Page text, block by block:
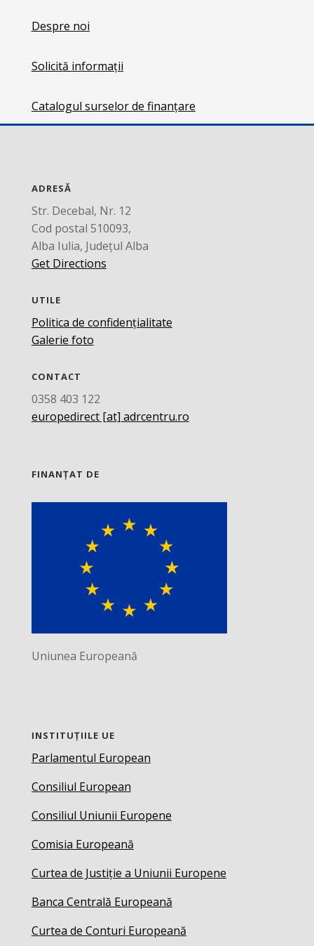
Despre noi
Solicită informații
Catalogul surselor de finanțare
ADRESĂ
Str. Decebal, Nr. 12
Cod postal 510093,
Alba Iulia, Județul Alba
Get Directions
UTILE
Politica de confidențialitate
Galerie foto
CONTACT
0358 403 122
europedirect [at] adrcentru.ro
FINANȚAT DE
Uniunea Europeană
INSTITUȚIILE UE
Parlamentul European
Consiliul European
Consiliul Uniunii Europene
Comisia Europeană
Curtea de Justiție a Uniunii Europene
Banca Centrală Europeană
Curtea de Conturi Europeană